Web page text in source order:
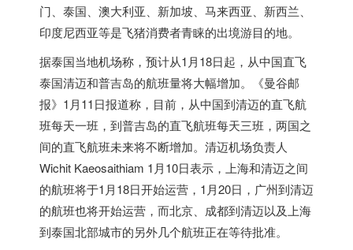
门、 泰国、澳大利亚、新加坡、马来西亚、新西兰、
印度尼西亚等是飞猪消费者青睐的出境游目的地。
据泰国当地机场称，预计从1月18日起，从中国直飞
泰国清迈和普吉岛的航班量将大幅增加。《曼谷邮
报》1月11日报道称，目前，从中国到清迈的直飞航
班每天一班，到普吉岛的直飞航班每天三班，两国之
间的直飞航班未来将不断增加。清迈机场负责人
Wichit Kaeosaithiam 1月10日表示，上海和清迈之间
的航班将于1月18日开始运营，1月20日，广州到清迈
的航班也将开始运营，而北京、成都到清迈以及上海
到泰国北部城市的另外几个航班正在等待批准。